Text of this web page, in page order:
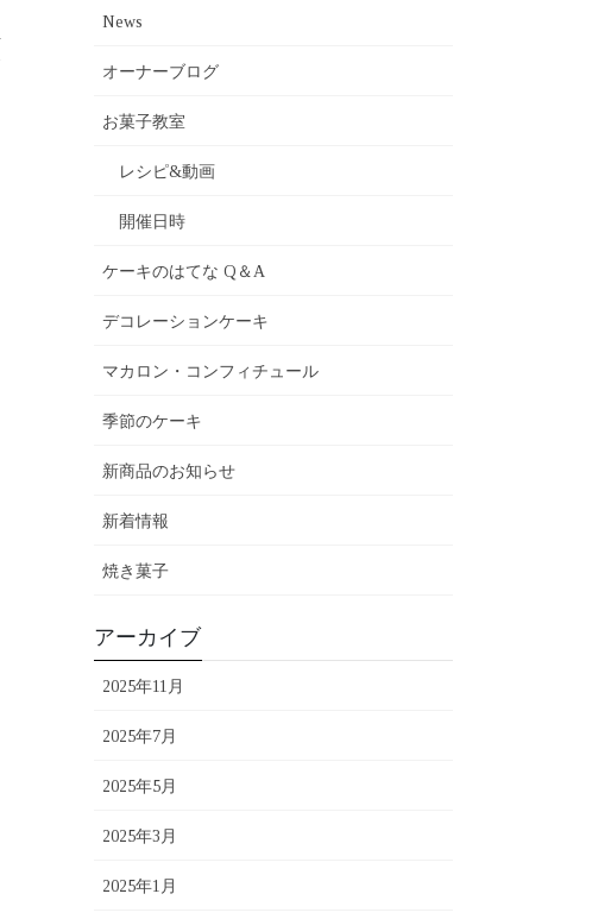
News
オーナーブログ
お菓子教室
レシピ&動画
開催日時
ケーキのはてな Q＆A
デコレーションケーキ
マカロン・コンフィチュール
季節のケーキ
新商品のお知らせ
新着情報
焼き菓子
アーカイブ
2025年11月
2025年7月
2025年5月
2025年3月
2025年1月